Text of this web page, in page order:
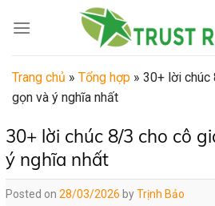
Trang chủ » Tổng hợp » 30+ lời chúc
gọn và ý nghĩa nhất
30+ lời chúc 8/3 cho cô
ý nghĩa nhất
Posted on 28/03/2026 byTrịnh Bảo